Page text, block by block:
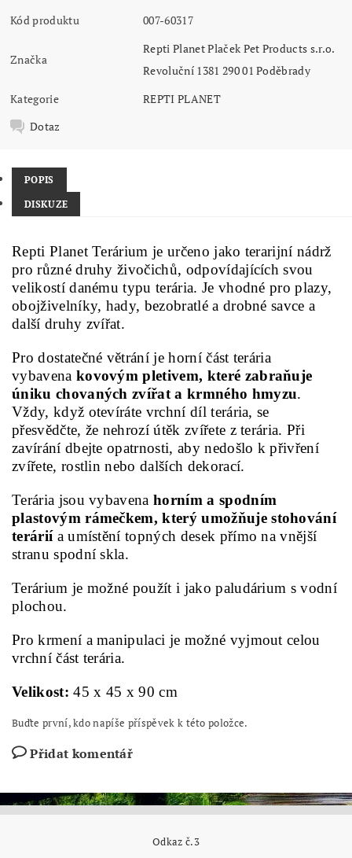
Kód produktu 007-60317
Značka
Repti Planet Plaček Pet Products s.r.o.
Revoluční 1381 290 01 Poděbrady
Kategorie
REPTI PLANET
Dotaz
POPIS
DISKUZE
Repti Planet Terárium je určeno jako terarijní nádrž
pro různé druhy živočichů, odpovídajících svou
velikostí danému typu terária. Je vhodné pro plazy,
obojživelníky, hady, bezobratlé a drobné savce a
další druhy zvířat.
Pro dostatečné větrání je horní část terária
vybavena kovovým pletivem, které zabraňuje
úniku chovaných zvířat a krmného hmyzu.
Vždy, když otevíráte vrchní díl terária, se
přesvědčte, že nehrozí útěk zvířete z terária. Při
zavírání dbejte opatrnosti, aby nedošlo k přivření
zvířete, rostlin nebo dalších dekorací.
Terária jsou vybavenahorním a spodním
plastovým rámečkem, který umožňuje stohování
terárií a umístění topných desek přímo na vnější
stranu spodní skla.
Terárium je možné použít i jako paludárium s vodní
plochou.
Pro krmení a manipulaci je možné vyjmout celou
vrchní část terária.
Velikost: 45 x 45 x 90 cm
Buďte první, kdo napíše příspěvek k této položce.
Přidat komentář
Odkaz č.3